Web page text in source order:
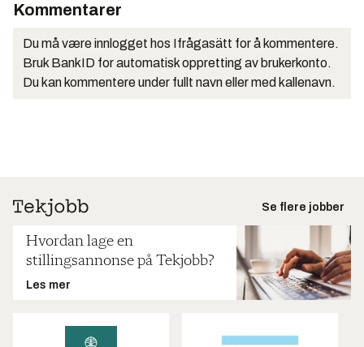
Kommentarer
Du må være innlogget hos Ifrågasätt for å kommentere.
Bruk BankID for automatisk oppretting av brukerkonto.
Du kan kommentere under fullt navn eller med kallenavn.
Se flere jobber
Hvordan lage en
stillingsannonse på Tekjobb?
Les mer